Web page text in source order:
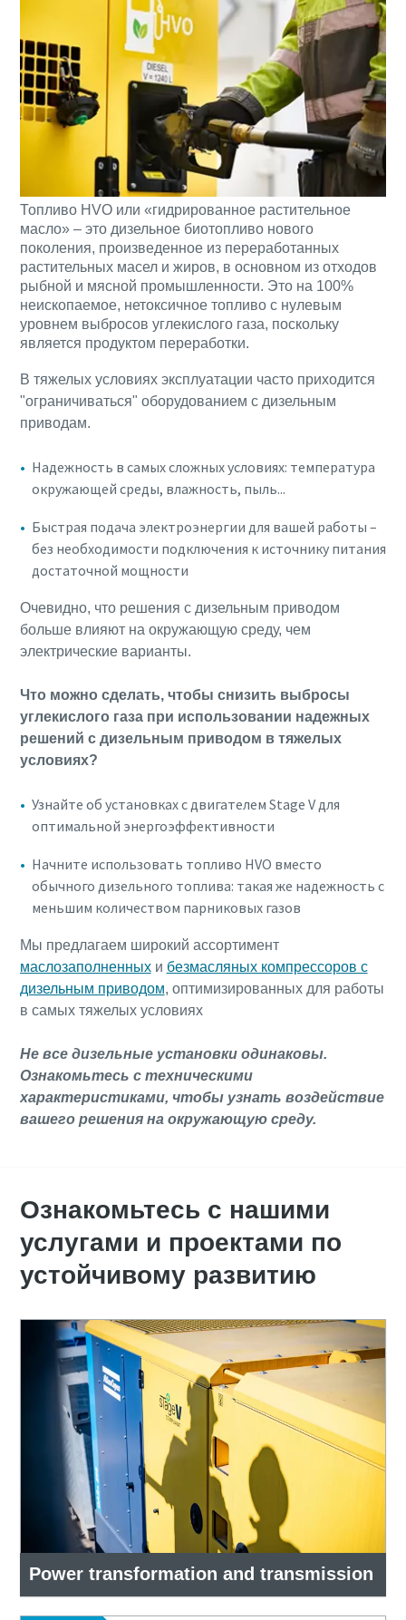
Топливо HVO или «гидрированное растительное
масло» – это дизельное биотопливо нового
поколения, произведенное из переработанных
растительных масел и жиров, в основном из отходов
рыбной и мясной промышленности. Это на 100%
неископаемое, нетоксичное топливо с нулевым
уровнем выбросов углекислого газа, поскольку
является продуктом переработки.
В тяжелых условиях эксплуатации часто приходится
"ограничиваться" оборудованием с дизельным
приводам.
Надежность в самых сложных условиях: температура
окружающей среды, влажность, пыль...
Быстрая подача электроэнергии для вашей работы –
без необходимости подключения к источнику питания
достаточной мощности
Очевидно, что решения с дизельным приводом
больше влияют на окружающую среду, чем
электрические варианты.
Что можно сделать, чтобы снизить выбросы
углекислого газа при использовании надежных
решений с дизельным приводом в тяжелых
условиях?
Узнайте об установках с двигателем Stage V для
оптимальной энергоэффективности
Начните использовать топливо HVO вместо
обычного дизельного топлива: такая же надежность с
меньшим количеством парниковых газов
Мы предлагаем широкий ассортимент
маслозаполненныхи безмасляных компрессоров с
дизельным приводом, оптимизированных для работы
в самых тяжелых условиях
Не все дизельные установки одинаковы.
Ознакомьтесь с техническими
характеристиками, чтобы узнать воздействие
вашего решения на окружающую среду.
Ознакомьтесь с нашими
услугами и проектами по
устойчивому развитию
Power transformation and transmission